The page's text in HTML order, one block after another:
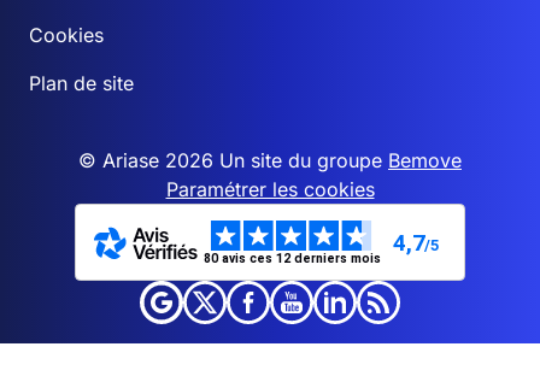
Cookies
Plan de site
© Ariase 2026 Un site du groupe Bemove
Paramétrer les cookies
80 avis ces 12 derniers mois
4,7/5